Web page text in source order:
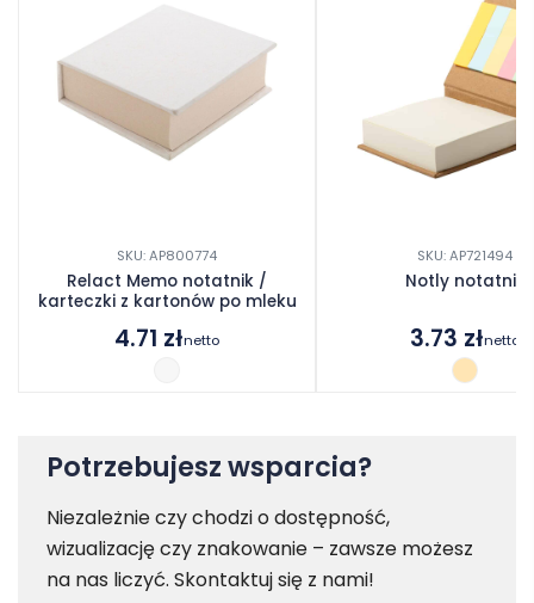
SKU: AP800774
Relact Memo notatnik /
karteczki z kartonów po mleku
4.71 złnetto
SKU: AP721494
Notly notatnik
3.73 złnetto
Potrzebujesz wsparcia?
Niezależnie czy chodzi o dostępność,
wizualizację czy znakowanie – zawsze możesz
na nas liczyć. Skontaktuj się z nami!